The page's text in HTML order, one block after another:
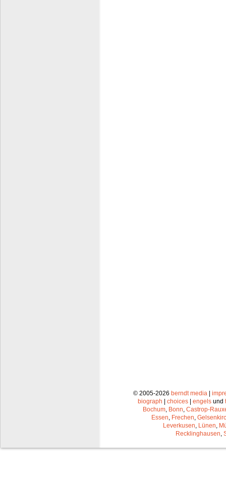
© 2005-2026 berndt media |
biograph | choices | engels und
Bochum Bonn Castrop-
Essen Frechen
Leverkusen Lünen
Recklinghausen